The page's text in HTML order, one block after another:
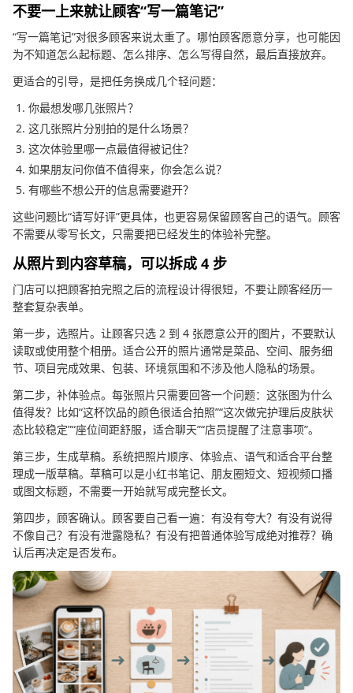
不要一上来就让顾客“写一篇笔记”
“写一篇笔记”对很多顾客来说太重了。哪怕顾客愿意分享，也可能因
为不知道怎么起标题、怎么排序、怎么写得自然，最后直接放弃。
更适合的引导，是把任务换成几个轻问题：
你最想发哪几张照片？
这几张照片分别拍的是什么场景？
这次体验里哪一点最值得被记住？
如果朋友问你值不值得来，你会怎么说？
有哪些不想公开的信息需要避开？
这些问题比“请写好评”更具体，也更容易保留顾客自己的语气。顾客
不需要从零写长文，只需要把已经发生的体验补完整。
从照片到内容草稿，可以拆成 4 步
门店可以把顾客拍完照之后的流程设计得很短，不要让顾客经历一
整套复杂表单。
第一步，选照片。让顾客只选 2 到 4 张愿意公开的图片，不要默认
读取或使用整个相册。适合公开的照片通常是菜品、空间、服务细
节、项目完成效果、包装、环境氛围和不涉及他人隐私的场景。
第二步，补体验点。每张照片只需要回答一个问题：这张图为什么
值得发？比如“这杯饮品的颜色很适合拍照”“这次做完护理后皮肤状
态比较稳定”“座位间距舒服，适合聊天”“店员提醒了注意事项”。
第三步，生成草稿。系统把照片顺序、体验点、语气和适合平台整
理成一版草稿。草稿可以是小红书笔记、朋友圈短文、短视频口播
或图文标题，不需要一开始就写成完整长文。
第四步，顾客确认。顾客要自己看一遍：有没有夸大？有没有说得
不像自己？有没有泄露隐私？有没有把普通体验写成绝对推荐？确
认后再决定是否发布。